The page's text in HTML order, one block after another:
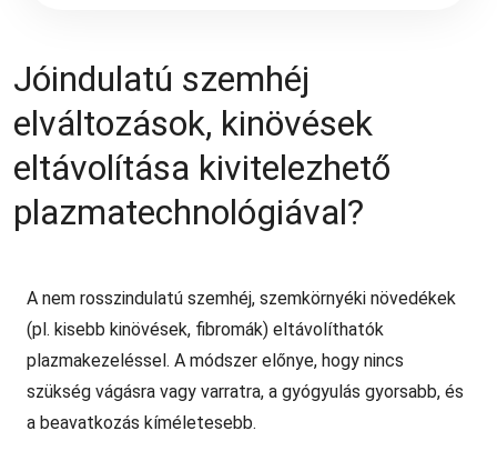
Jóindulatú szemhéj
elváltozások, kinövések
eltávolítása kivitelezhető
plazmatechnológiával?
A nem rosszindulatú szemhéj, szemkörnyéki növedékek
(pl. kisebb kinövések, fibromák) eltávolíthatók
plazmakezeléssel. A módszer előnye, hogy nincs
szükség vágásra vagy varratra, a gyógyulás gyorsabb, és
a beavatkozás kíméletesebb.